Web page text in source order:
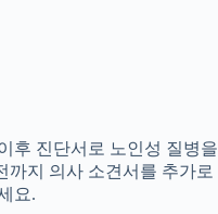
후 진단서로 노인성 질병을
까지 의사 소견서를 추가로
요.